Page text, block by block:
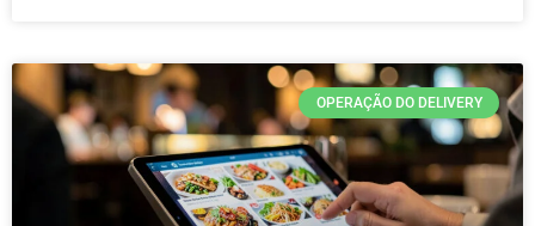
OPERAÇÃO DO DELIVERY